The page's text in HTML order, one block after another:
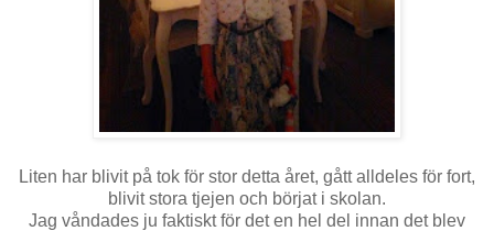
Liten har blivit på tok för stor detta året, gått alldeles för fort,
blivit stora tjejen och börjat i skolan.
Jag våndades ju faktiskt för det en hel del innan det blev